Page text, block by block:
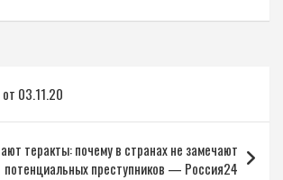
03.11.20
теракты: почему в странах не замечают
потенциальных преступников — Россия24